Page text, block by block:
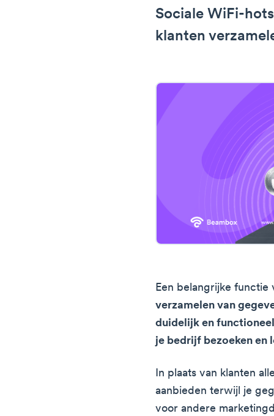
Sociale WiFi-
klanten
Een belangrijke functie
verzamelen van
duidelijk en
je bedrijf bezoeken en
In plaats van klanten
aanbieden terwijl je
voor andere